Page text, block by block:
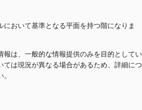
おいて基準となる平面を持つ階になりま
は、一般的な情報提供のみを目的としてい
ては現況が異なる場合があるため、詳細につ